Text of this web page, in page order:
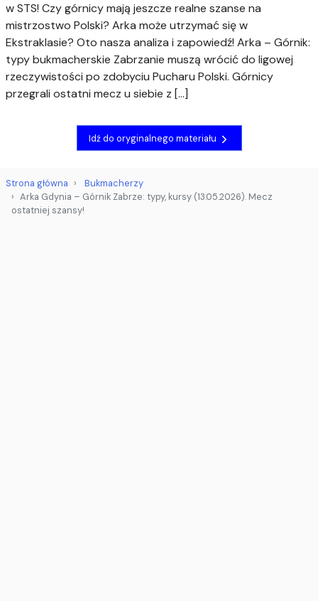
w STS! Czy górnicy mają jeszcze realne szanse na
mistrzostwo Polski? Arka może utrzymać się w
Ekstraklasie? Oto nasza analiza i zapowiedź! Arka – Górnik:
typy bukmacherskie Zabrzanie muszą wrócić do ligowej
rzeczywistości po zdobyciu Pucharu Polski. Górnicy
przegrali ostatni mecz u siebie z […]
Idź do oryginalnego materiału
Strona główna
Bukmacherzy
Arka Gdynia – Górnik Zabrze: typy, kursy (13.05.2026). Mecz
ostatniej szansy!